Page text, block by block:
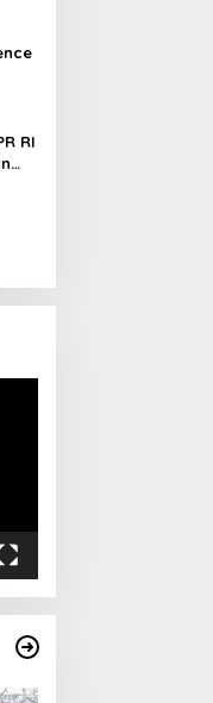
Harga Saham
RI